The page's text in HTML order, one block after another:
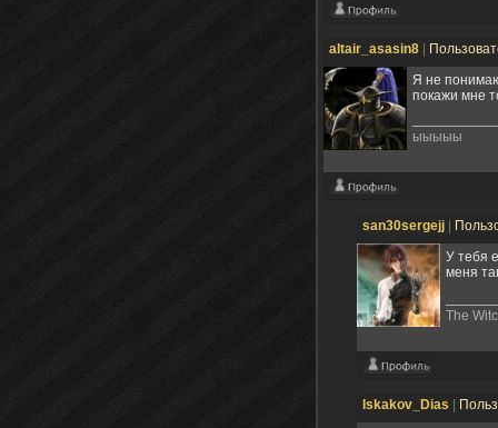
altair_asasin8
Я не
покажи мне
ыыыыы
san30sergejj
У тебя
меня
The
Iskakov_Dias